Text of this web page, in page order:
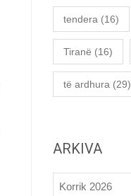
tendera (16)
Tiranë (16)
të ardhura (29)
ARKIVA
Korrik 2026